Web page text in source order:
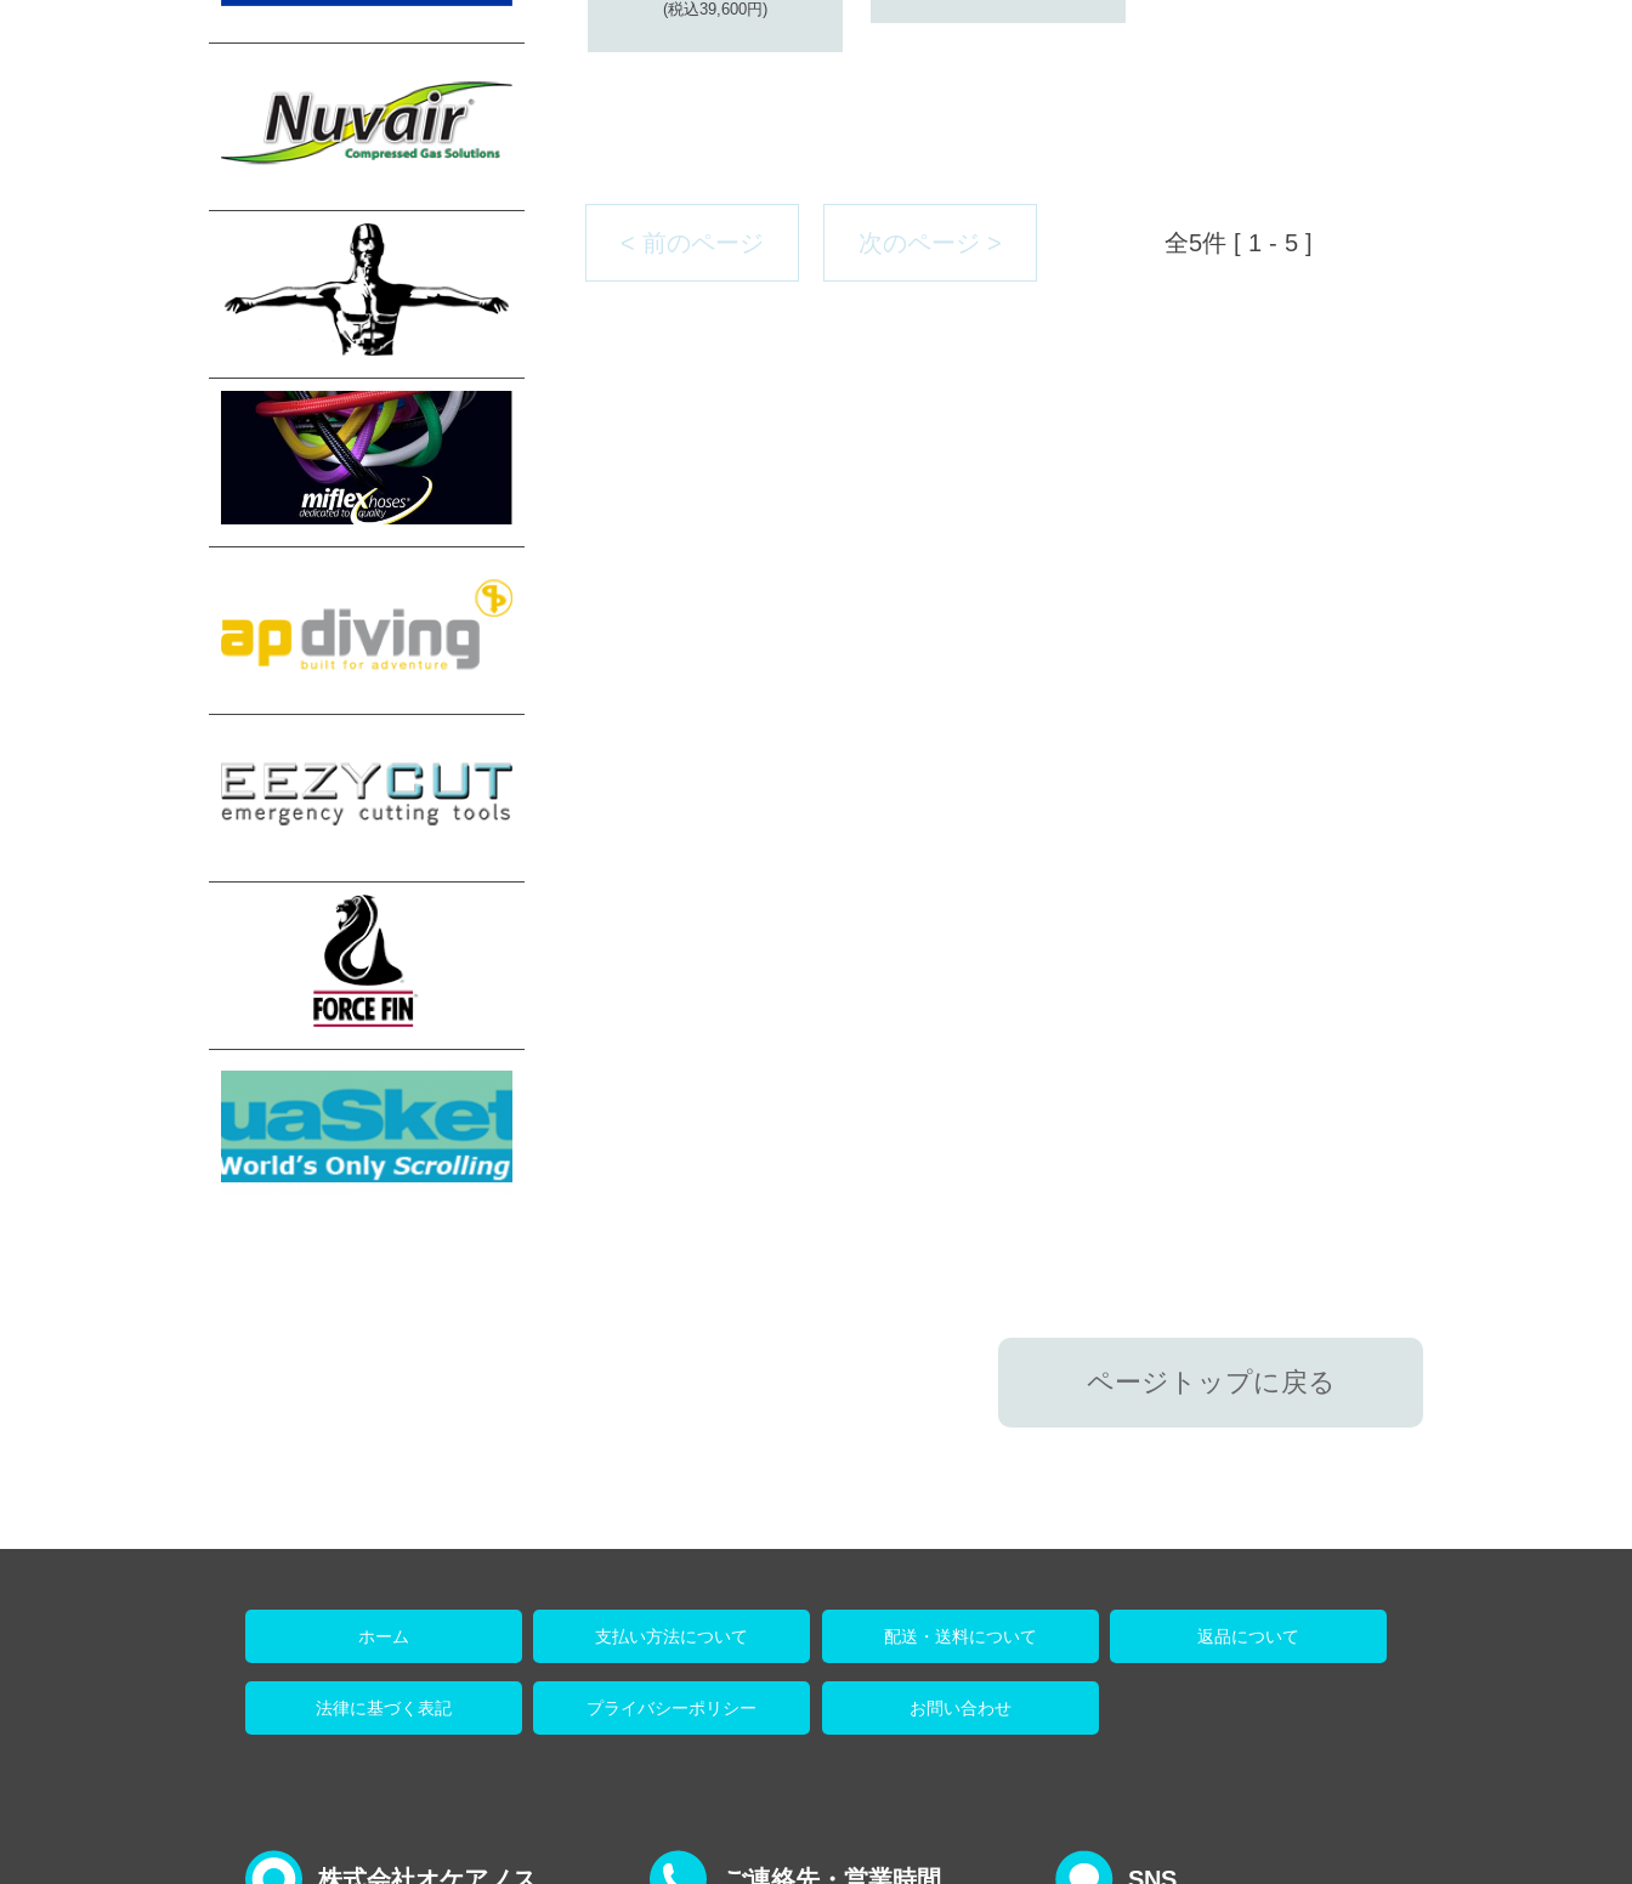
(税込39,600円)
< 前のページ 次のページ > 全5件 [ 1 - 5 ]
ページトップに戻る
ホーム 支払い方法について 配送・送料について 返品について
法律に基づく表記 プライバシーポリシー お問い合わせ